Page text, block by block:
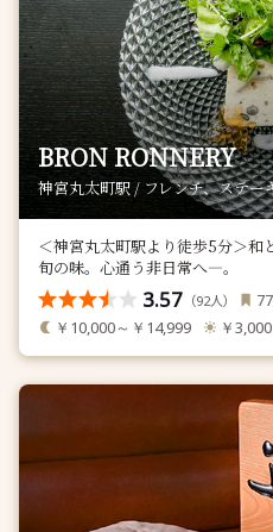
BRON RONNERY
神宮丸太町駅 / フレンチ、ステー
＜神宮丸太町駅より徒歩5分＞和
旬の味。心通う非日常へ―。
3.57 （92人）
￥10,000～￥14,999 ￥